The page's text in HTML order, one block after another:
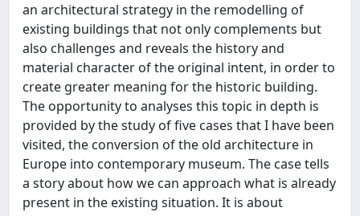
an architectural strategy in the remodelling of
existing buildings that not only complements but
also challenges and reveals the history and
material character of the original intent, in order to
create greater meaning for the historic building.
The opportunity to analyses this topic in depth is
provided by the study of five cases that I have been
visited, the conversion of the old architecture in
Europe into contemporary museum. The case tells
a story about how we can approach what is already
present in the existing situation. It is about